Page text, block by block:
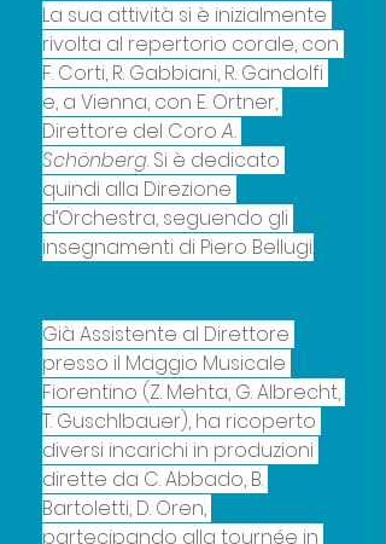
La sua attività si è inizialmente
rivolta al repertorio corale, con
F. Corti, R. Gabbiani, R. Gandolfi
e, a Vienna, con E. Ortner,
Direttore del Coro A.
Schönberg. Si è dedicato
quindi alla Direzione
d’Orchestra, seguendo gli
insegnamenti di Piero Bellugi.
Già Assistente al Direttore
presso il Maggio Musicale
Fiorentino (Z. Mehta, G. Albrecht,
T. Guschlbauer), ha ricoperto
diversi incarichi in produzioni
dirette da C. Abbado, B.
Bartoletti, D. Oren,
partecipando alla tournée in